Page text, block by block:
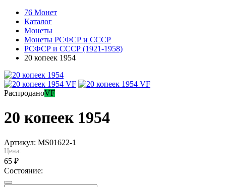
76 Монет
Каталог
Монеты
Монеты РСФСР и СССР
РСФСР и СССР (1921-1958)
20 копеек 1954
РаспроданоVF
20 копеек 1954
Артикул: MS01622-1
Цена:
65 ₽
Состояние: